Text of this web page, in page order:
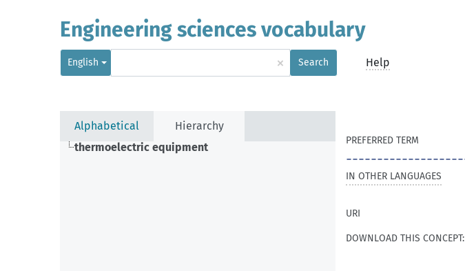
Engineering sciences vocabulary
English × Search Help
Alphabetical
Hierarchy
thermoelectric equipment
PREFERRED TERM
IN OTHER LANGUAGES
URI
DOWNLOAD THIS CONCEPT: